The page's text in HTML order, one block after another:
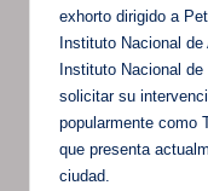
exhorto dirigido a
Instituto Nacional
Instituto Nacional
solicitar su
popularmente como
que presenta
ciudad.